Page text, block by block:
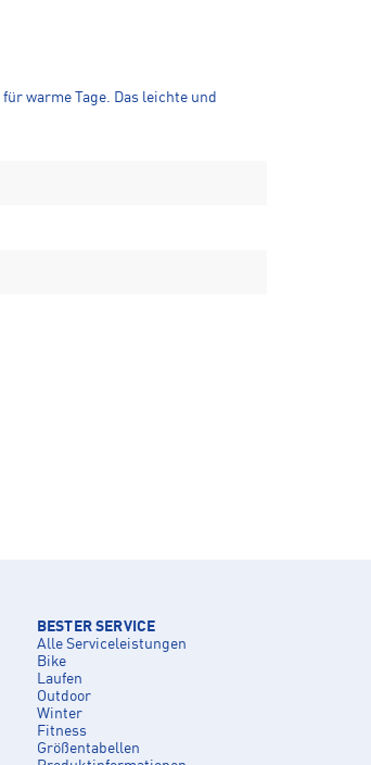
warme Tage. Das leichte und
BESTER SERVICE
Alle Serviceleistungen
Bike
Laufen
Outdoor
Winter
Fitness
Größentabellen